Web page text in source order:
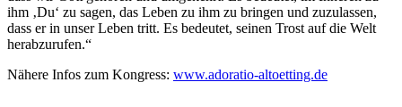
ihm ‚Du‘ zu sagen, das Leben zu ihm zu bringen und zuzulassen,
dass er in unser Leben tritt. Es bedeutet, seinen Trost auf die Welt
herabzurufen.“
Nähere Infos zum Kongress: www.adoratio-altoetting.de